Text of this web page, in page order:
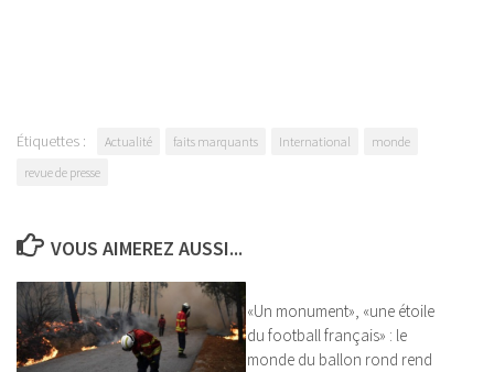
Étiquettes : Actualité faits marquants International
monde
revue de presse
VOUS AIMEREZ AUSSI...
«Un monument», «une étoile
du football français» : le
monde du ballon rond rend